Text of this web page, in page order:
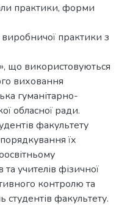
практики, форми
практики з
що використовуються
виховання
гуманітарно-
обласної ради.
факультету
їх
учителів фізичної
контролю та
студентів факультету.